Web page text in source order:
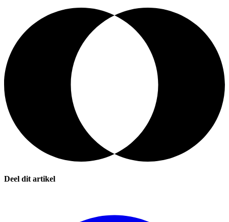
Deel dit artikel